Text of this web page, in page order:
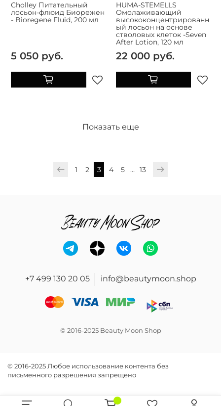
Cholley Питательный
лосьон-флюид Биорежен
- Bioregene Fluid, 200 мл
5 050 руб.
HUMA-STEMELLS
Омолаживающий
высококонцентрированн
ый лосьон на основе
стволовых клеток -Seven
After Lotion, 120 мл
22 000 руб.
Показать еще
1 2 3 4 5 … 13
+7 499 130 20 05 info@beautymoon.shop
© 2016-2025 Beauty Moon Shop
© 2016-2025 Любое использование контента без
письменного разрешения запрещено